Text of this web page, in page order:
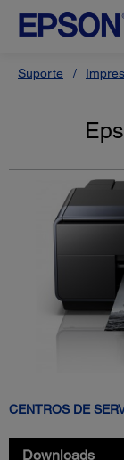
Suporte
CENTROS DE
Downloads